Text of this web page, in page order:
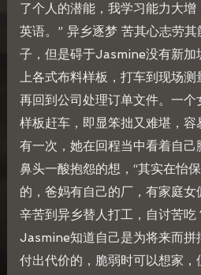
了个人的潜能，我学习能力大
英语。” 异乡逐梦 苦其心志劳
子，但是碍于Jasmine没有新加
上各式布料样板，打车到现场
再回到公司处理订单文件。一
样板赶车，即显笨拙又难堪，容
有一次，她在回程当中看着自己
鼻头一酸抱怨的想，“其实在怡
的，爸妈有自己的厂，有家庭
辛苦到异乡替人打工，自讨苦吃
Jasmine知道自己是为将来而拼
付出代价的，脆弱时可以想家